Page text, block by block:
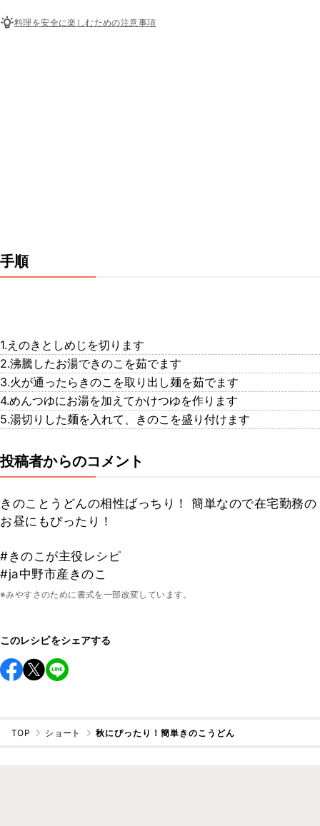
料理を安全に楽しむための注意事項
手順
1.えのきとしめじを切ります
2.沸騰したお湯できのこを茹でます
3.火が通ったらきのこを取り出し麺を茹でます
4.めんつゆにお湯を加えてかけつゆを作ります
5.湯切りした麺を入れて、きのこを盛り付けます
投稿者からのコメント
きのことうどんの相性ばっちり！ 簡単なので在宅勤務の
お昼にもぴったり！
#きのこが主役レシピ
#ja中野市産きのこ
※みやすさのために書式を一部改変しています。
このレシピをシェアする
TOP ショート 秋にぴったり！簡単きのこうどん